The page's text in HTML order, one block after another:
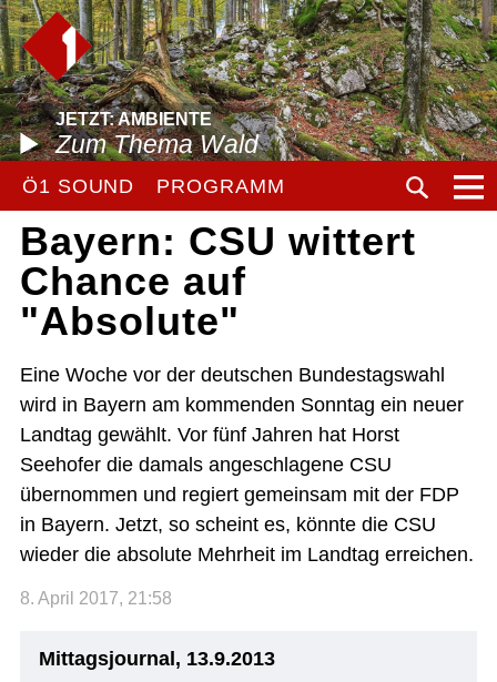
JETZT: AMBIENTE
Zum Thema Wald
Ö1 SOUND PROGRAMM
Bayern: CSU wittert
Chance auf
"Absolute"
Eine Woche vor der deutschen Bundestagswahl
wird in Bayern am kommenden Sonntag ein neuer
Landtag gewählt. Vor fünf Jahren hat Horst
Seehofer die damals angeschlagene CSU
übernommen und regiert gemeinsam mit der FDP
in Bayern. Jetzt, so scheint es, könnte die CSU
wieder die absolute Mehrheit im Landtag erreichen.
8. April 2017, 21:58
Mittagsjournal, 13.9.2013